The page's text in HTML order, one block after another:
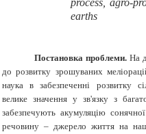
process, agro-
earths
Постановка проблеми. На
до розвитку зрошуваних
наука в забезпеченні розвитку
велике значення у зв'язку з
забезпечують акумуляцію
речовину – джерело життя на